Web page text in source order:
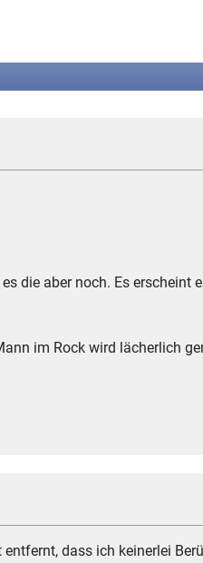
die aber noch. Es erscheint
im Rock wird lächerlich
dass ich keinerlei